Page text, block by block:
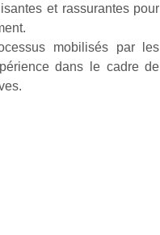
et rassurantes pour
mobilisés par les
dans le cadre de